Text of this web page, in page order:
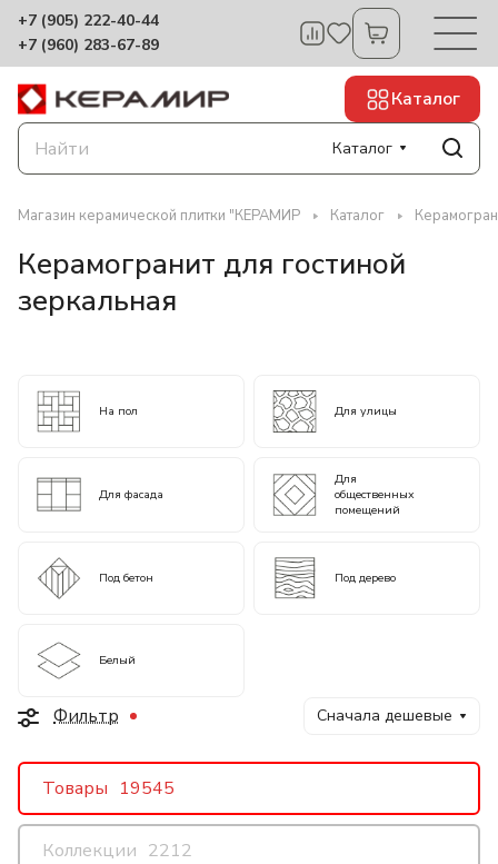
+7 (905) 222-40-44
+7 (960) 283-67-89
Каталог
Каталог
Магазин керамической плитки "КЕРАМИР Каталог
Керамогранит для гостиной
зеркальная
На пол Для улицы
Для фасада
Для
общественных
помещений
Под бетон Под дерево
Белый
Фильтр Сначала дешевые
Товары 19545
Коллекции 2212